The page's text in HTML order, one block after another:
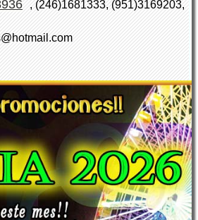
, (246)1681333, (951)3169203,